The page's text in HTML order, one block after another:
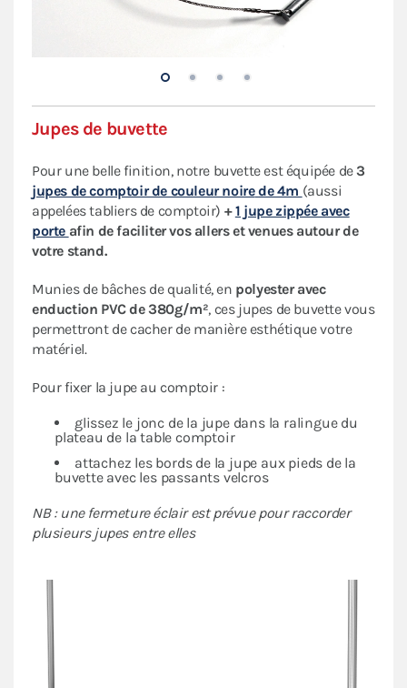
Jupes de buvette
Pour une belle finition, notre buvette est équipée de3
jupes de comptoir de couleur noirede 4m (aussi
appelées tabliers de comptoir) +1 jupe zippée avec
porte afin de faciliter vos allers et venues autour de
votre stand.
Munies de bâches de qualité, en polyester avec
enduction PVC de 380g/m², ces jupes de buvette vous
permettront de cacher de manière esthétique votre
matériel.
Pour fixer la jupe au comptoir :
glissez le jonc de la jupe dans la ralingue du
plateau de la table comptoir
attachez les bords de la jupe aux pieds de la
buvette avec les passants velcros
NB : une fermeture éclair est prévue pour raccorder
plusieurs jupes entre elles